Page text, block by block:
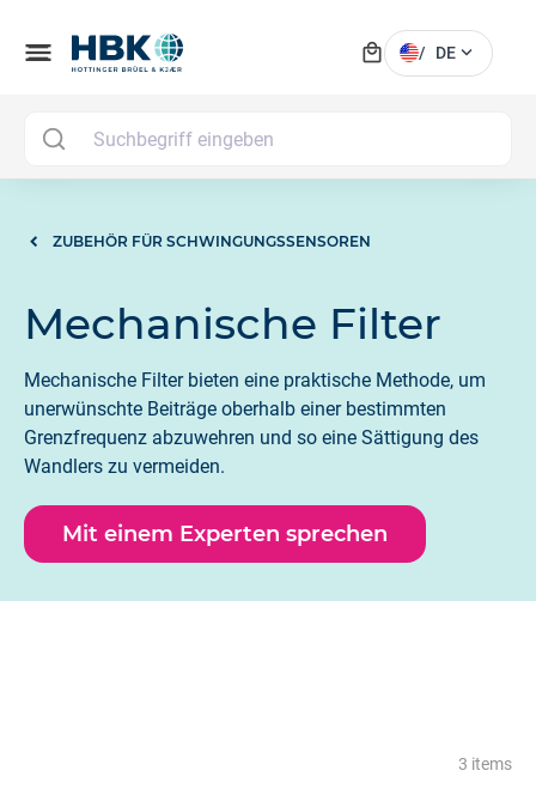
menu local_mall / DE expand_more
ZUBEHÖR FÜR SCHWINGUNGSSENSOREN
Mechanische Filter
Mechanische Filter bieten eine praktische Methode, um
unerwünschte Beiträge oberhalb einer bestimmten
Grenzfrequenz abzuwehren und so eine Sättigung des
Wandlers zu vermeiden.
Mit einem Experten sprechen
3 items